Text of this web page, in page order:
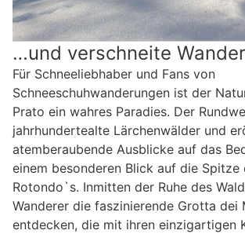
…und verschneite
Für Schneeliebhaber und Fans von
Schneeschuhwanderungen ist der
Prato ein wahres Paradies. Der
jahrhundertealte Lärchenwälder und
atemberaubende Ausblicke auf das
einem besonderen Blick auf die Spitze
Rotondo`s. Inmitten der Ruhe des
Wanderer die faszinierende Grotta dei
entdecken, die mit ihren einzigartigen